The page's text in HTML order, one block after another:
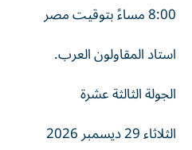
8:00 مساءً بتوقيت مصر
استاد المقاولون العرب.
الجولة الثالثة عشرة
الثلاثاء 29 ديسمبر 2026